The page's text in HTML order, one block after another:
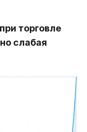
торговле
слабая